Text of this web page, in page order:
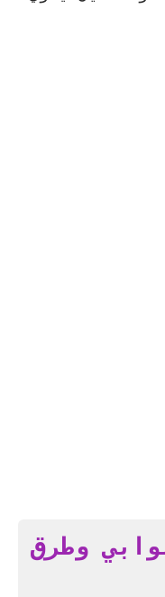
وطرق